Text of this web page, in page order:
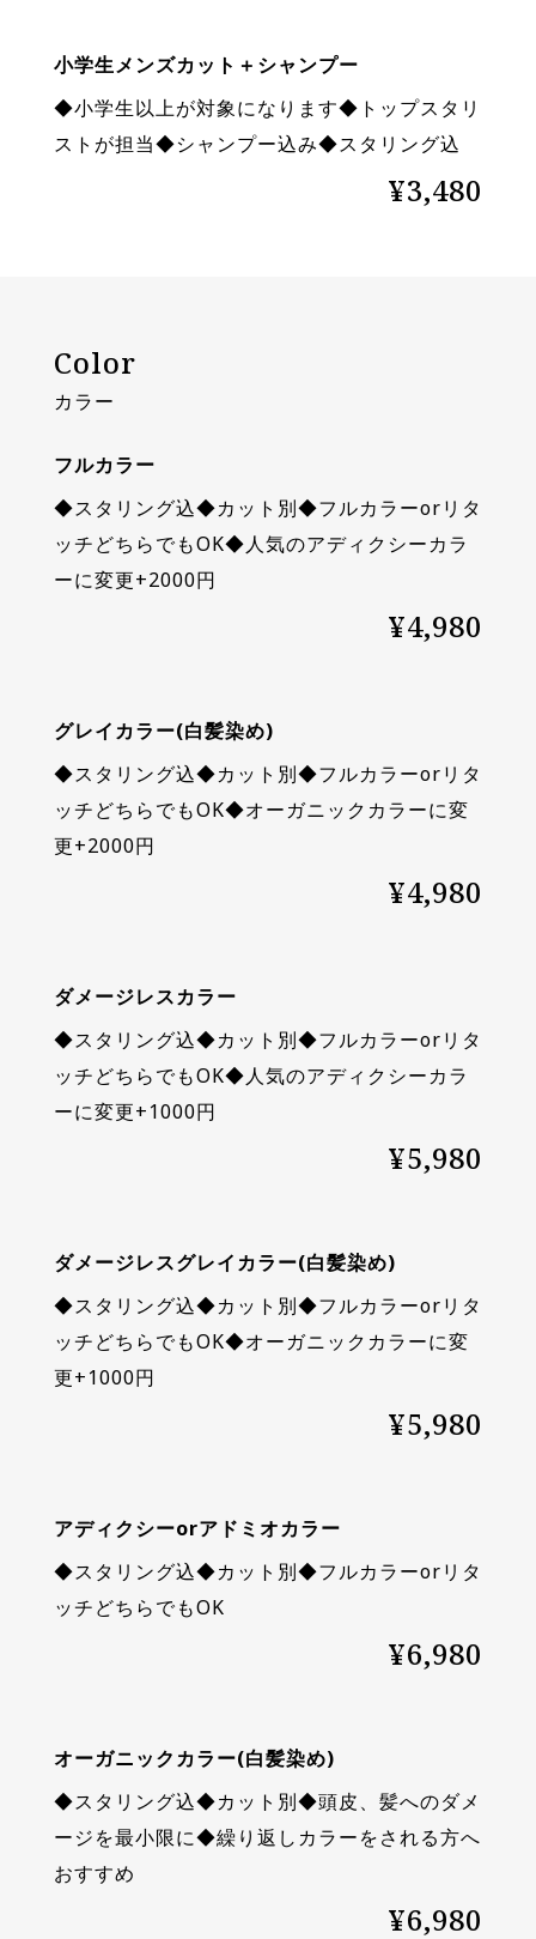
小学生メンズカット＋シャンプー
◆小学生以上が対象になります◆トップスタリ
ストが担当◆シャンプー込み◆スタリング込
¥3,480
Color
カラー
フルカラー
◆スタリング込◆カット別◆フルカラーorリタ
ッチどちらでもOK◆人気のアディクシーカラ
ーに変更+2000円
¥4,980
グレイカラー(白髪染め)
◆スタリング込◆カット別◆フルカラーorリタ
ッチどちらでもOK◆オーガニックカラーに変
更+2000円
¥4,980
ダメージレスカラー
◆スタリング込◆カット別◆フルカラーorリタ
ッチどちらでもOK◆人気のアディクシーカラ
ーに変更+1000円
¥5,980
ダメージレスグレイカラー(白髪染め)
◆スタリング込◆カット別◆フルカラーorリタ
ッチどちらでもOK◆オーガニックカラーに変
更+1000円
¥5,980
アディクシーorアドミオカラー
◆スタリング込◆カット別◆フルカラーorリタ
ッチどちらでもOK
¥6,980
オーガニックカラー(白髪染め)
◆スタリング込◆カット別◆頭皮、髪へのダメ
ージを最小限に◆繰り返しカラーをされる方へ
おすすめ
¥6,980